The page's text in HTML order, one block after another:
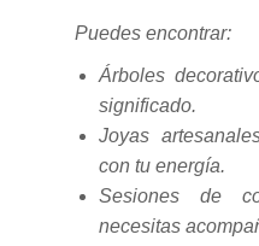
Puedes encontrar:
Árboles
significado.
Joyas
con tu energía.
Sesiones de
necesitas